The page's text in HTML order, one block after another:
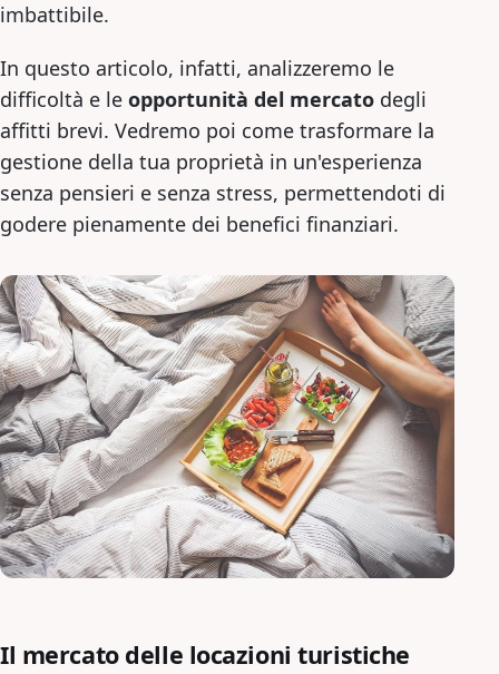
imbattibile.
In questo articolo, infatti, analizzeremo le
difficoltà e le opportunità del mercato degli
affitti brevi. Vedremo poi come trasformare la
gestione della tua proprietà in un'esperienza
senza pensieri e senza stress, permettendoti di
godere pienamente dei benefici finanziari.
Il mercato delle locazioni turistiche